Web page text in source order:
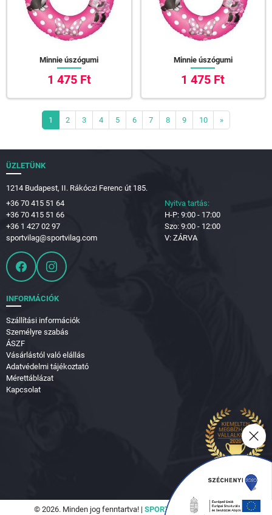
Minnie úszógumi
1 475 Ft
Minnie úszógumi
1 475 Ft
1 2 3 4 5 6 7 8 9 10 »
ÜZLETÜNK
1214 Budapest, II. Rákóczi Ferenc út 185.
+36 70 415 51 64
+36 70 415 51 66
+36 1 427 02 97
sportvilag@sportvilag.com
Nyitva tartás:
H-P: 9:00 - 17:00
Szo: 9:00 - 12:00
V: ZÁRVA
INFORMÁCIÓK
Szállítási információk
Személyre szabás
ÁSZF
Vásárlástól való elállás
Adatvédelmi tájékoztató
Mérettáblázat
Kapcsolat
© 2026. Minden jog fenntartva! | SPORTVILÁG Hungary Kft.